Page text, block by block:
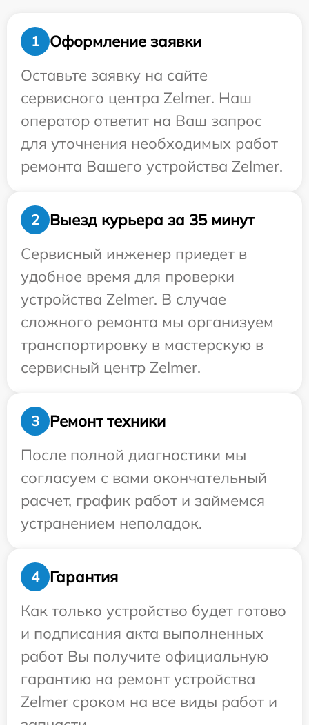
1
Оформление заявки
Оставьте заявку на сайте
сервисного центра Zelmer. Наш
оператор ответит на Ваш запрос
для уточнения необходимых работ
ремонта Вашего устройства Zelmer.
2
Выезд курьера за 35 минут
Сервисный инженер приедет в
удобное время для проверки
устройства Zelmer. В случае
сложного ремонта мы организуем
транспортировку в мастерскую в
сервисный центр Zelmer.
3
Ремонт техники
После полной диагностики мы
согласуем с вами окончательный
расчет, график работ и займемся
устранением неполадок.
4
Гарантия
Как только устройство будет готово
и подписания акта выполненных
работ Вы получите официальную
гарантию на ремонт устройства
Zelmer сроком на все виды работ и